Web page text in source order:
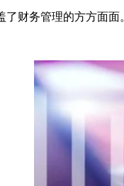
了财务管理的方方面